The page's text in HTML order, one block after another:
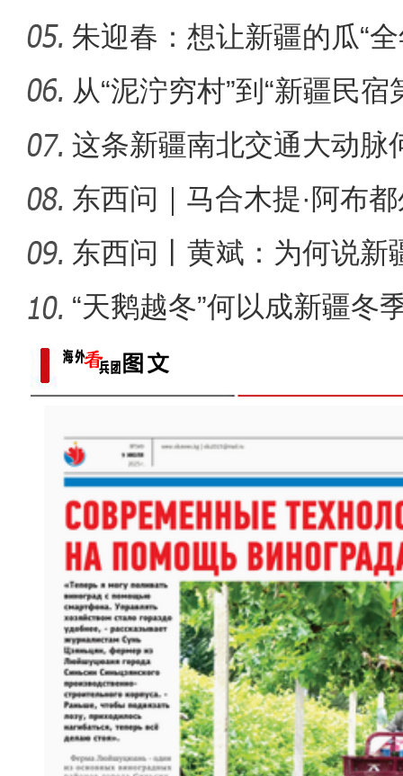
侨乡故事 | 哈班拜的
朱迎春：想让新疆的瓜“
从“泥泞穷村”到“新疆民
桂
这条新疆南北交通大动脉
度”？
东西问｜马合木提·阿布
何以实
东西问丨黄斌：为何说新
一部交
“天鹅越冬”何以成新疆冬